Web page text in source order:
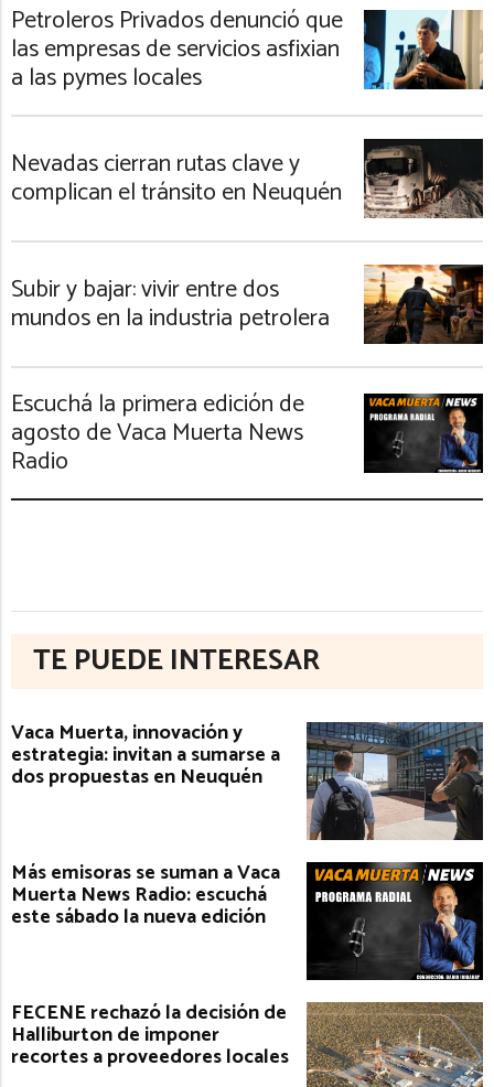
Petroleros Privados denunció que
las empresas de servicios asfixian
a las pymes locales
Nevadas cierran rutas clave y
complican el tránsito en Neuquén
Subir y bajar: vivir entre dos
mundos en la industria petrolera
Escuchá la primera edición de
agosto de Vaca Muerta News
Radio
TE PUEDE INTERESAR
Vaca Muerta, innovación y
estrategia: invitan a sumarse a
dos propuestas en Neuquén
Más emisoras se suman a Vaca
Muerta News Radio: escuchá
este sábado la nueva edición
FECENE rechazó la decisión de
Halliburton de imponer
recortes a proveedores locales